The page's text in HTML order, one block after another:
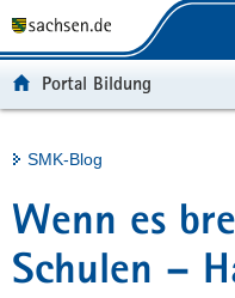
t
b
e
r
g
u
n
h
a
l
e
v
c
e
Portalübergreifende
Portal Bildung
Hauptinhalt
SMK-Blog
Wenn es
Schulen –